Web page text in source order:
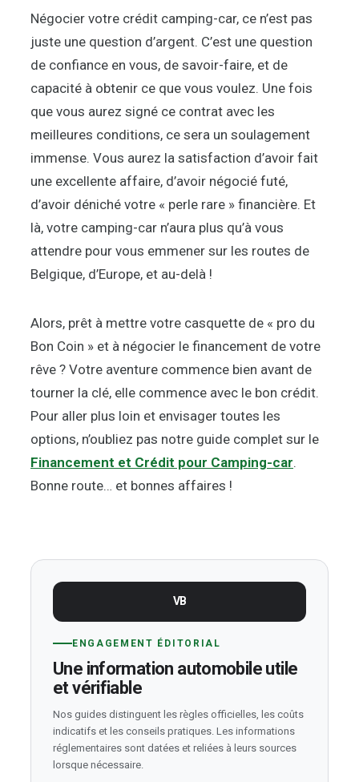
Négocier votre crédit camping-car, ce n’est pas
juste une question d’argent. C’est une question
de confiance en vous, de savoir-faire, et de
capacité à obtenir ce que vous voulez. Une fois
que vous aurez signé ce contrat avec les
meilleures conditions, ce sera un soulagement
immense. Vous aurez la satisfaction d’avoir fait
une excellente affaire, d’avoir négocié futé,
d’avoir déniché votre « perle rare » financière. Et
là, votre camping-car n’aura plus qu’à vous
attendre pour vous emmener sur les routes de
Belgique, d’Europe, et au-delà !
Alors, prêt à mettre votre casquette de « pro du
Bon Coin » et à négocier le financement de votre
rêve ? Votre aventure commence bien avant de
tourner la clé, elle commence avec le bon crédit.
Pour aller plus loin et envisager toutes les
options, n’oubliez pas notre guide complet sur le
Financement et Crédit pour Camping-car.
Bonne route… et bonnes affaires !
VB
ENGAGEMENT ÉDITORIAL
Une information automobile utile
et vérifiable
Nos guides distinguent les règles officielles, les coûts
indicatifs et les conseils pratiques. Les informations
réglementaires sont datées et reliées à leurs sources
lorsque nécessaire.